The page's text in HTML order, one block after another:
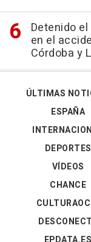
Detenido
en el
Córdoba y
ÚLTIMAS
ESPAÑA
DEPORTES
VÍDEOS
CHANCE